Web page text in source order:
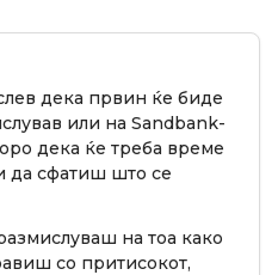
дека првин ќе биде
или на Sandbank-
дека ќе треба време
да сфатиш што се
на тоа како
со притисокот,